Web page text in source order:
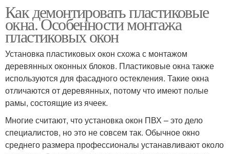
Как демонтировать пластиковые
окна. Особенности монтажа
пластиковых окон
Установка пластиковых окон схожа с монтажом
деревянных оконных блоков. Пластиковые окна также
используются для фасадного остекления. Такие окна
отличаются от деревянных, потому что имеют полые
рамы, состоящие из ячеек.
Многие считают, что установка окон ПВХ – это дело
специалистов, но это не совсем так. Обычное окно
среднего размера профессионалы устанавливают около